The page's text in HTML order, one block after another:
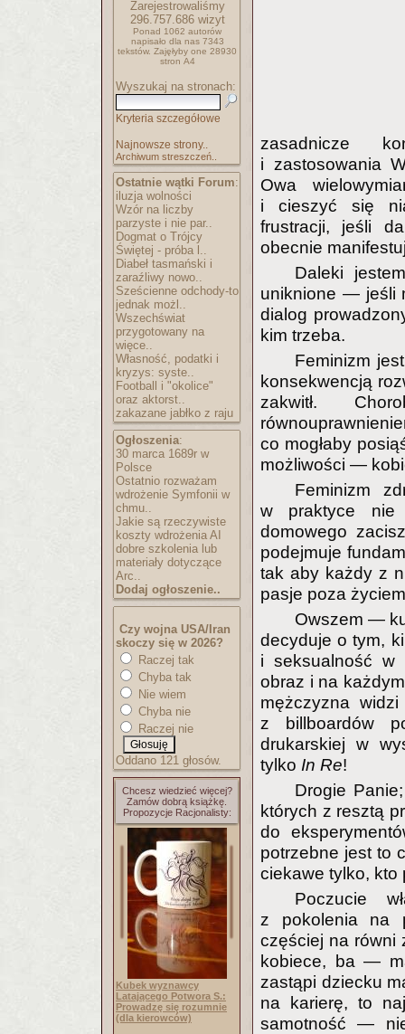
Zarejestrowaliśmy
296.757.686wizyt
Ponad 1062 autorów
napisało dla nas 7343
tekstów. Zajęłyby one 28930
stron A4
Wyszukaj na stronach:
Kryteria szczegółowe
Najnowsze strony..
Archiwum streszczeń..
Ostatnie wątki Forum:
iluzja wolności
Wzór na liczby
parzyste i nie par..
Dogmat o Trójcy
Świętej - próba l..
Diabeł tasmański i
zaraźliwy nowo..
Sześcienne odchody-to
jednak możl..
Wszechświat
przygotowany na
więce..
Własność, podatki i
kryzys: syste..
Football i "okolice"
oraz aktorst..
zakazane jabłko z raju
Ogłoszenia:
30 marca 1689r w
Polsce
Ostatnio rozważam
wdrożenie Symfonii w
chmu..
Jakie są rzeczywiste
koszty wdrożenia AI
dobre szkolenia lub
materiały dotyczące
Arc..
Dodaj ogłoszenie..
Czy wojna USA/Iran
skoczy się w 2026?
Raczej tak
Chyba tak
Nie wiem
Chyba nie
Raczej nie
Oddano 121 głosów.
Chcesz wiedzieć więcej?
Zamów dobrą książkę.
Propozycje Racjonalisty:
Kubek wyznawcy
Latającego Potwora S.:
Prowadzę się rozumnie
(dla kierowców)
zasadnicze
i zastosowania
Owa
i cieszyć się
frustracji, jeśli
obecnie
Daleki
uniknione — jeśli
dialog
kim trzeba.
Feminizm
konsekwencją
zakwitł.
co mogłaby
możliwości —
Feminizm
w praktyce nie
domowego
podejmuje
tak aby każdy z
pasje poza
Owszem —
decyduje o tym,
i seksualność w
obraz i na
mężczyzna
z billboardów
drukarskiej w
tylko In Re!
Drogie
których z resztą
do
potrzebne jest to
ciekawe tylko, kto
Poczucie
z pokolenia na
częściej na
kobiece, ba —
zastąpi dziecku
na karierę, to
samotność —